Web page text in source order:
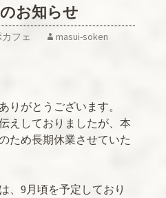
お知らせ
フェ masui-soken
りがとうございます。
えしておりましたが、本
ため長期休業させていた
、9月頃を予定しており